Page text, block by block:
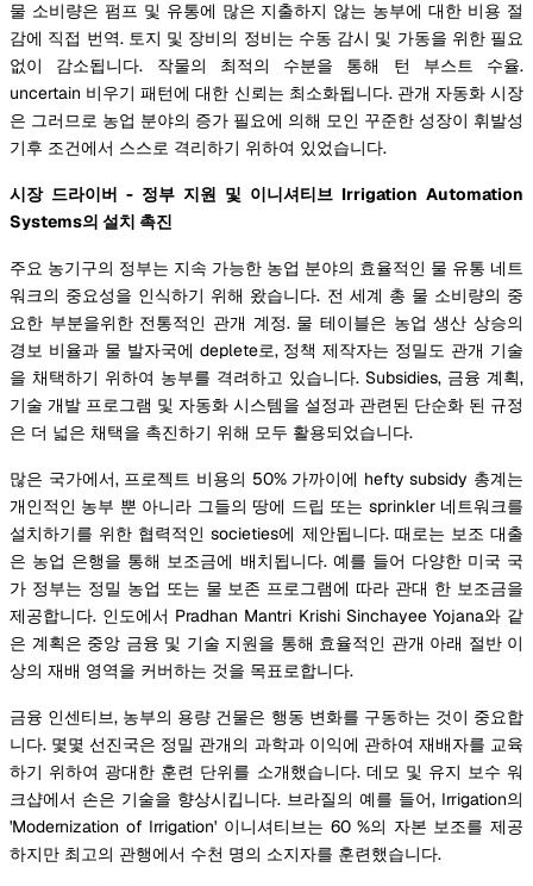
물 소비량은 펌프 및 유통에 많은 지출하지 않는 농부에 대한 비용 절
감에 직접 번역. 토지 및 장비의 정비는 수동 감시 및 가동을 위한 필요
없이 감소됩니다. 작물의 최적의 수분을 통해 턴 부스트 수율.
uncertain 비우기 패턴에 대한 신뢰는 최소화됩니다. 관개 자동화 시장
은 그러므로 농업 분야의 증가 필요에 의해 모인 꾸준한 성장이 휘발성
기후 조건에서 스스로 격리하기 위하여 있었습니다.
시장 드라이버 - 정부 지원 및 이니셔티브 Irrigation Automation
Systems의 설치 촉진
주요 농기구의 정부는 지속 가능한 농업 분야의 효율적인 물 유통 네트
워크의 중요성을 인식하기 위해 왔습니다. 전 세계 총 물 소비량의 중
요한 부분을위한 전통적인 관개 계정. 물 테이블은 농업 생산 상승의
경보 비율과 물 발자국에 deplete로, 정책 제작자는 정밀도 관개 기술
을 채택하기 위하여 농부를 격려하고 있습니다. Subsidies, 금융 계획,
기술 개발 프로그램 및 자동화 시스템을 설정과 관련된 단순화 된 규정
은 더 넓은 채택을 촉진하기 위해 모두 활용되었습니다.
많은 국가에서, 프로젝트 비용의 50% 가까이에 hefty subsidy 총계는
개인적인 농부 뿐 아니라 그들의 땅에 드립 또는 sprinkler 네트워크를
설치하기를 위한 협력적인 societies에 제안됩니다. 때로는 보조 대출
은 농업 은행을 통해 보조금에 배치됩니다. 예를 들어 다양한 미국 국
가 정부는 정밀 농업 또는 물 보존 프로그램에 따라 관대 한 보조금을
제공합니다. 인도에서 Pradhan Mantri Krishi Sinchayee Yojana와 같
은 계획은 중앙 금융 및 기술 지원을 통해 효율적인 관개 아래 절반 이
상의 재배 영역을 커버하는 것을 목표로합니다.
금융 인센티브, 농부의 용량 건물은 행동 변화를 구동하는 것이 중요합
니다. 몇몇 선진국은 정밀 관개의 과학과 이익에 관하여 재배자를 교육
하기 위하여 광대한 훈련 단위를 소개했습니다. 데모 및 유지 보수 워
크샵에서 손은 기술을 향상시킵니다. 브라질의 예를 들어, Irrigation의
'Modernization of Irrigation' 이니셔티브는 60 %의 자본 보조를 제공
하지만 최고의 관행에서 수천 명의 소지자를 훈련했습니다.